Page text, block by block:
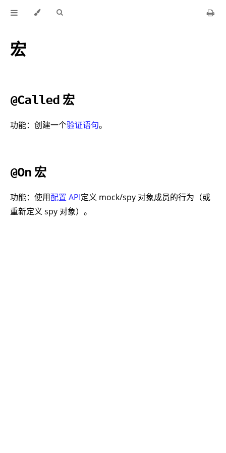
宏
@Called宏
功能：创建一个验证语句。
@On宏
功能：使用配置 API定义 mock/spy 对象成员的行为（或
重新定义 spy 对象）。